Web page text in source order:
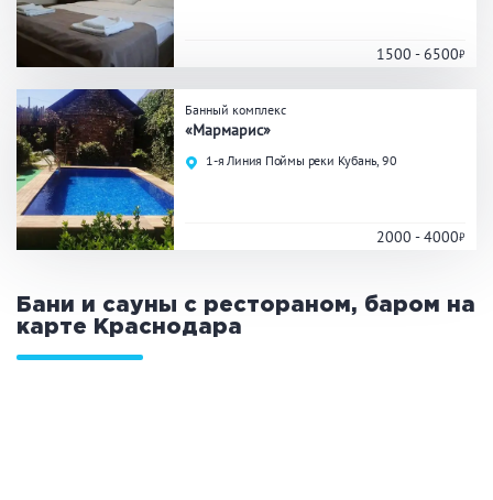
Банный комплекс
Аква-зона
Джакузи
Бассейн
Купель
Обливная кадушка
Развлечения
Бильярд
1500 - 6500
Банный комплекс
«Мармарис»
1-я Линия Поймы реки Кубань, 90
2000 - 4000
Бани и сауны с рестораном, баром на
карте
Краснодара